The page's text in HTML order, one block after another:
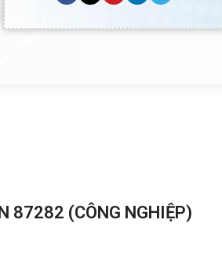
87282 (CÔNG NGHIỆP)